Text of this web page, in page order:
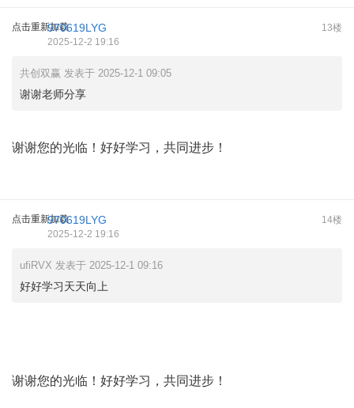
点击重新加载 13楼
970619LYG
2025-12-2 19:16
共创双赢 发表于 2025-12-1 09:05
谢谢老师分享
谢谢您的光临！好好学习，共同进步！
点击重新加载 14楼
970619LYG
2025-12-2 19:16
ufiRVX 发表于 2025-12-1 09:16
好好学习天天向上
谢谢您的光临！好好学习，共同进步！